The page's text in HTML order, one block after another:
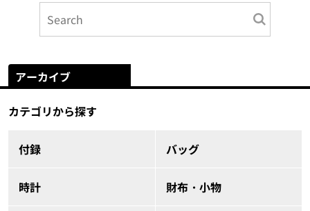
アーカイブ
カテゴリから探す
付録 バッグ
時計 財布・小物